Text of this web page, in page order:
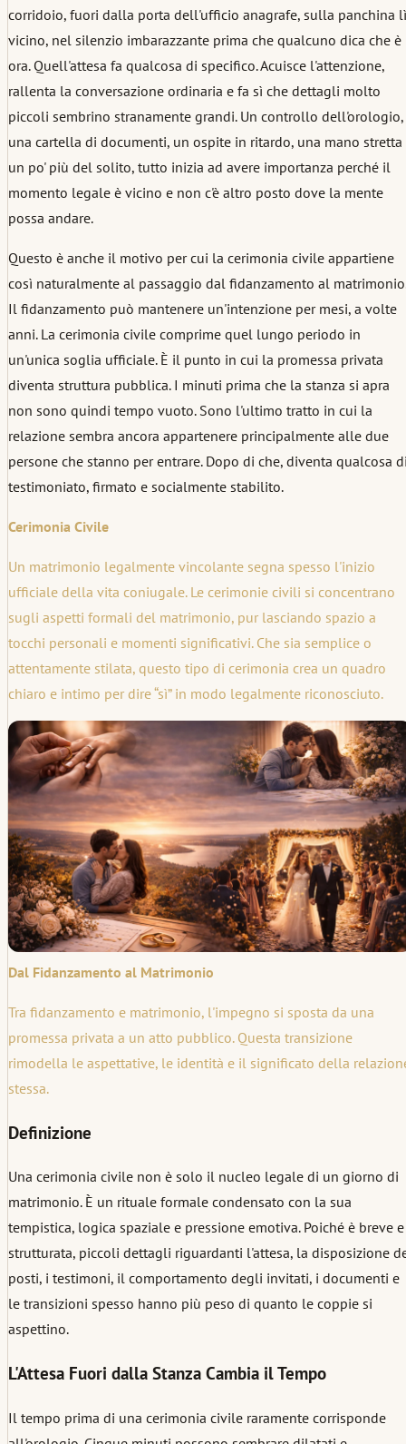
corridoio, fuori dalla porta dell'ufficio anagrafe, sulla panchina lì
vicino, nel silenzio imbarazzante prima che qualcuno dica che è
ora. Quell'attesa fa qualcosa di specifico. Acuisce l'attenzione,
rallenta la conversazione ordinaria e fa sì che dettagli molto
piccoli sembrino stranamente grandi. Un controllo dell'orologio,
una cartella di documenti, un ospite in ritardo, una mano stretta
un po' più del solito, tutto inizia ad avere importanza perché il
momento legale è vicino e non c'è altro posto dove la mente
possa andare.
Questo è anche il motivo per cui la cerimonia civile appartiene
così naturalmente al passaggio dal fidanzamento al matrimonio.
Il fidanzamento può mantenere un'intenzione per mesi, a volte
anni. La cerimonia civile comprime quel lungo periodo in
un'unica soglia ufficiale. È il punto in cui la promessa privata
diventa struttura pubblica. I minuti prima che la stanza si apra
non sono quindi tempo vuoto. Sono l'ultimo tratto in cui la
relazione sembra ancora appartenere principalmente alle due
persone che stanno per entrare. Dopo di che, diventa qualcosa
testimoniato, firmato e socialmente stabilito.
Cerimonia Civile
Un matrimonio legalmente vincolante segna spesso l'inizio
ufficiale della vita coniugale. Le cerimonie civili si concentrano
sugli aspetti formali del matrimonio, pur lasciando spazio a
tocchi personali e momenti significativi. Che sia semplice o
attentamente stilata, questo tipo di cerimonia crea un quadro
chiaro e intimo per dire “sì” in modo legalmente riconosciuto.
Dal Fidanzamento al Matrimonio
Tra fidanzamento e matrimonio, l'impegno si sposta da una
promessa privata a un atto pubblico. Questa transizione
rimodella le aspettative, le identità e il significato della
stessa.
Definizione
Una cerimonia civile non è solo il nucleo legale di un giorno di
matrimonio. È un rituale formale condensato con la sua
tempistica, logica spaziale e pressione emotiva. Poiché è breve e
strutturata, piccoli dettagli riguardanti l'attesa, la disposizione
posti, i testimoni, il comportamento degli invitati, i documenti e
le transizioni spesso hanno più peso di quanto le coppie si
aspettino.
L'Attesa Fuori dalla Stanza Cambia il Tempo
Il tempo prima di una cerimonia civile raramente corrisponde